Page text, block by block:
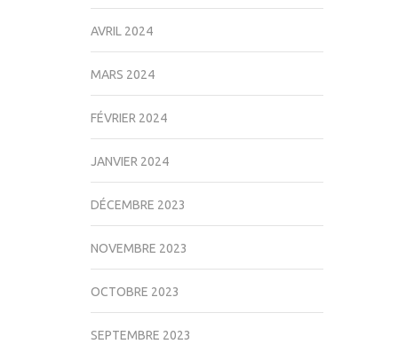
AVRIL 2024
MARS 2024
FÉVRIER 2024
JANVIER 2024
DÉCEMBRE 2023
NOVEMBRE 2023
OCTOBRE 2023
SEPTEMBRE 2023